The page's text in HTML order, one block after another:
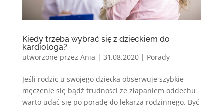
Kiedy trzeba wybrać się z dzieckiem do
kardiologa?
utworzone przez Ania | 31.08.2020| Porady
Jeśli rodzic u swojego dziecka obserwuje szybkie
męczenie się bądź trudności ze złapaniem oddechu
warto udać się po poradę do lekarza rodzinnego. Być